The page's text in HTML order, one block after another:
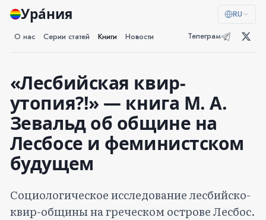
Ура́ния RU
О нас Серии статей Книги Новости Телеграм
«Лесбийская квир-
утопия?!» — книга М. А.
Зевальд об общине на
Лесбосе и феминистском
будущем
Социологическое исследование лесбийско-
квир-общины на греческом острове Лесбос.